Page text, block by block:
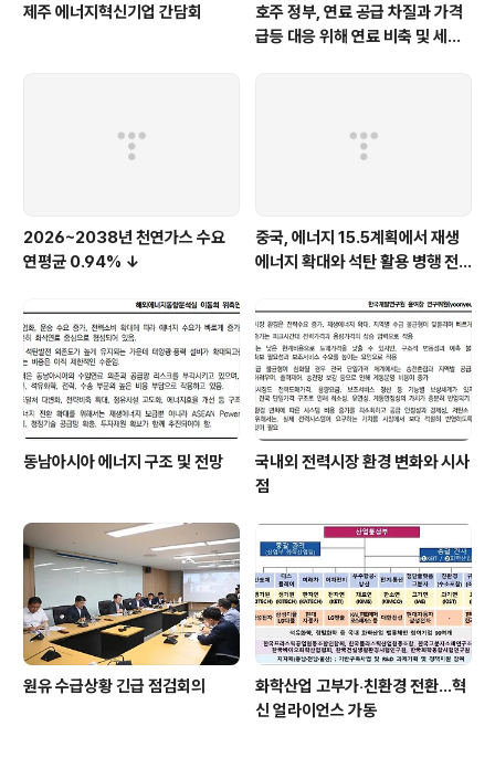
제주 에너지혁신기업 간담회
호주 정부, 연료 공급 차질과 가격
급등 대응 위해 연료 비축 및 세제
2026~2038년 천연가스 수요
연평균 0.94% ↓
중국, 에너지 15.5계획에서 재생
에너지 확대와 석탄 활용 병행 전
동남아시아 에너지 구조 및 전망
국내외 전력시장 환경 변화와 시사
점
원유 수급상황 긴급 점검회의
화학산업 고부가‧친환경 전환…혁
신 얼라이언스 가동